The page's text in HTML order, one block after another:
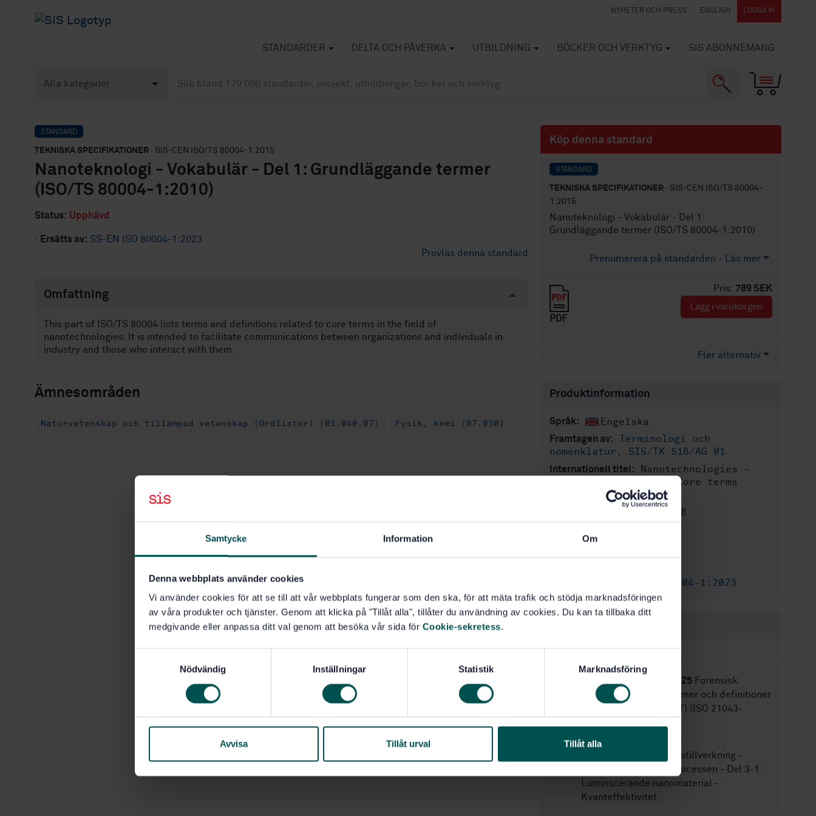
Samtycke Information Om
Denna webbplats använder cookies
Vi använder cookies för att se till att vår webbplats fungerar som den ska, för att mäta trafik och stödja marknadsföringen
av våra produkter och tjänster. Genom att klicka på "Tillåt alla", tillåter du användning av cookies. Du kan ta tillbaka ditt
medgivande eller anpassa ditt val genom att besöka vår sida för Cookie-sekretess.
s
Nödvändig Inställningar Statistik Marknadsföring
Avvisa Tillåt urval Tillåt alla
NYHETER OCH PRESS ENGLISH LOGGA IN
STANDARDER DELTA OCH PÅVERKA UTBILDNING BÖCKER OCH VERKTYG SIS ABONNEMANG
STANDARD
TEKNISKA SPECIFIKATIONER · SIS-CEN ISO/TS 80004-1:2015
Nanoteknologi - Vokabulär - Del 1: Grundläggande termer
(ISO/TS 80004-1:2010)
Status: Upphävd
· Ersätts av: SS-EN ISO 80004-1:2023
Provläs denna standard
Omfattning
This part of ISO/TS 80004 lists terms and definitions related to core terms in the field of
nanotechnologies. It is intended to facilitate communications between organizations and individuals in
industry and those who interact with them.
Ämnesområden
Naturvetenskap och tillämpad vetenskap (Ordlistor) (01.040.07) Fysik, kemi (07.030)
Köp denna standard
STANDARD
TEKNISKA SPECIFIKATIONER · SIS-CEN ISO/TS 80004-
1:2015
Nanoteknologi - Vokabulär - Del 1:
Grundläggande termer (ISO/TS 80004-1:2010)
Prenumerera på standarden - Läs mer
Pris: 789 SEK
PDF
Lägg i varukorgen
Fler alternativ
Produktinformation
Språk: Engelska
Framtagen av:
Terminologi och
nomenklatur, SIS/TK 516/AG 01
Internationell titel:
Nanotechnologies -
Vocabulary - Part 1: Core terms
(ISO/TS 80004-1:2010)
STD-105498
SS-EN ISO 80004-1:2023
STANDARDER
SS-EN ISO 21043-1:2025 Forensisk
vetenskap – Del 1: Termer och definitioner
(ISO 21043-1:2025, IDT) (ISO 21043-
Nanotillverkning -
Nyckelparametrar i processen - Del 3-1:
Luminscerande nanomaterial -
Kvanteffektivitet